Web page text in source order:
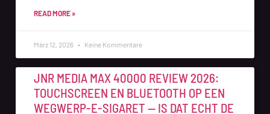
READ MORE »
März 12, 2026 Keine Kommentare
JNR MEDIA MAX 40000 REVIEW 2026:
TOUCHSCREEN EN BLUETOOTH OP EEN
WEGWERP-E-SIGARET — IS DAT ECHT DE